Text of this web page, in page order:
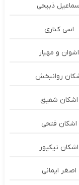
ذبیحی
اسی کناری
اشوان و مهیار
روانبخش
اشکان شفیق
اشکان فتحی
اشکان نیکپور
اصغر ایمانی